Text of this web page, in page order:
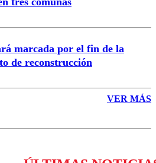
marcada por el fin de la
de reconstrucción
VER MÁS